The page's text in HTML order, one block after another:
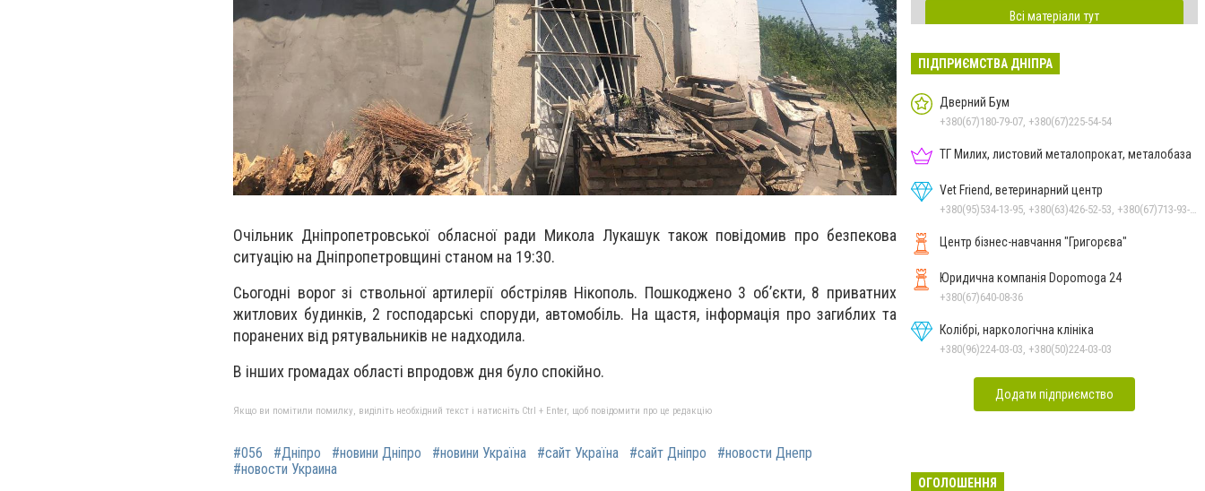
Очільник Дніпропетровської обласної ради Микола Лукашук також повідомив про безпекова
ситуацію на Дніпропетровщині станом на 19:30.
Сьогодні ворог зі ствольної артилерії обстріляв Нікополь. Пошкоджено 3 об’єкти, 8 приватних
житлових будинків, 2 господарські споруди, автомобіль. На щастя, інформація про загиблих та
поранених від рятувальників не надходила.
В інших громадах області впродовж дня було спокійно.
Якщо ви помітили помилку, виділіть необхідний текст і натисніть Ctrl + Enter, щоб повідомити про це редакцію
#056 #Дніпро #новини Дніпро #новини Україна #сайт Україна #сайт Дніпро
#новости Днепр
#новости Украина
Всі матеріали тут
ПІДПРИЄМСТВА ДНІПРА
Дверний Бум
+380(67)180-79-07, +380(67)225-54-54
ТГ Милих, листовий металопрокат, металобаза
Vet Friend, ветеринарний центр
Центр бізнес-навчання "Григорєва"
Юридична компанія Dopomoga 24
+380(67)640-08-36
Колібрі, наркологічна клініка
+380(96)224-03-03, +380(50)224-03-03
Додати підприємство
ОГОЛОШЕННЯ